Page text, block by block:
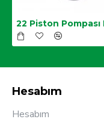
Hesabım
Hesabım